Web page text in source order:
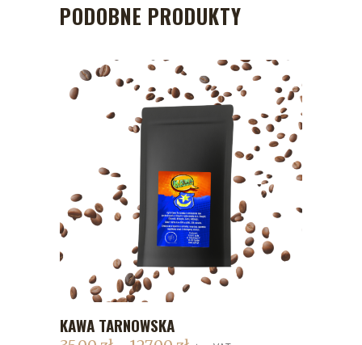
PODOBNE PRODUKTY
DODAJ DO KOSZYKA
KAWA TARNOWSKA